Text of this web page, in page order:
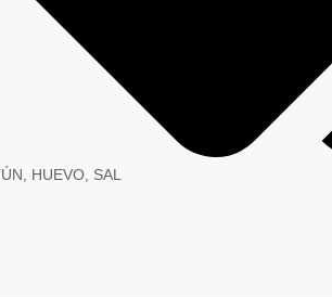
HUEVO SAL